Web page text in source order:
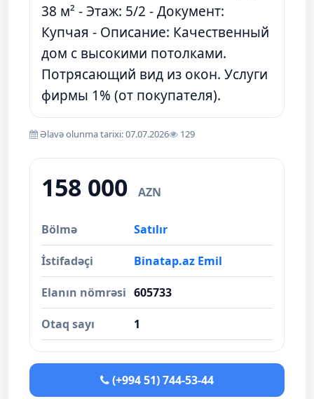
38 м² - Этаж: 5/2 - Документ:
Купчая - Описание: Качественный
дом с высокими потолками.
Потрясающий вид из окон. Услуги
фирмы 1% (от покупателя).
Əlavə olunma tarixi: 07.07.2026 129
158 000 AZN
Bölmə Satılır
İstifadəçi Binatap.az Emil
Elanın nömrəsi 605733
Otaq sayı 1
(+994 51) 744-53-44